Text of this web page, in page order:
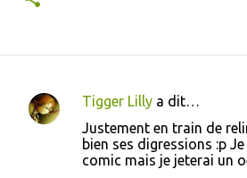
C
Tigger Lilly a dit…
Justement en train de
bien ses digressions :p
comic mais je jeterai un